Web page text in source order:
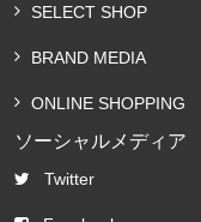
SELECT SHOP
BRAND MEDIA
ONLINE SHOPPING
ソーシャルメディア
Twitter